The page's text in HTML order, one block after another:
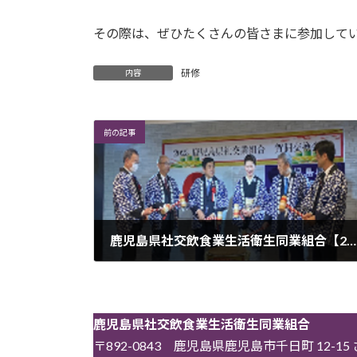
その際は、ぜひたくさんの皆さまに参加し
内容 研修
前の記事
鹿児島県社交飲食業生活衛生同業組合【2023 賀詞交歓会】開催
鹿児島県社交飲食業生活衛生同業組合
〒892-0843 鹿児島県鹿児島市千日町 12-15